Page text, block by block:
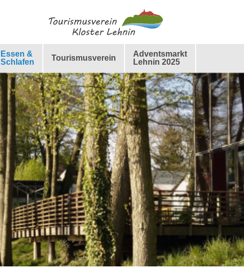
Essen &
Schlafen
Tourismusverein
Adventsmarkt
Lehnin 2025